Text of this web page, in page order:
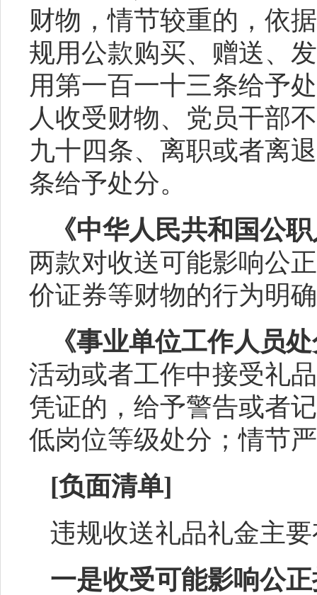
财物，情节较重的，依
规用公款购买、赠送、
用第一百一十三条给予
人收受财物、党员干部
九十四条、离职或者离
条给予处分。
《中华人民共和国公
两款对收送可能影响公
价证券等财物的行为明
《事业单位工作人员
活动或者工作中接受礼
凭证的，给予警告或者
低岗位等级处分；情节
[负面清单]
违规收送礼品礼金主
一是收受可能影响公